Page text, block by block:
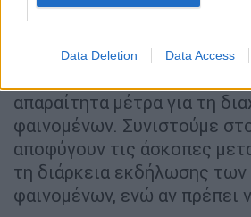
Data Deletion Data Access
απαραίτητα μέτρα για τη
φαινομένων. Συνιστούμε
αποφύγουν τις άσκοπες
τη διάρκεια εκδήλωσης
φαινομένων, ενώ αν πρέπει